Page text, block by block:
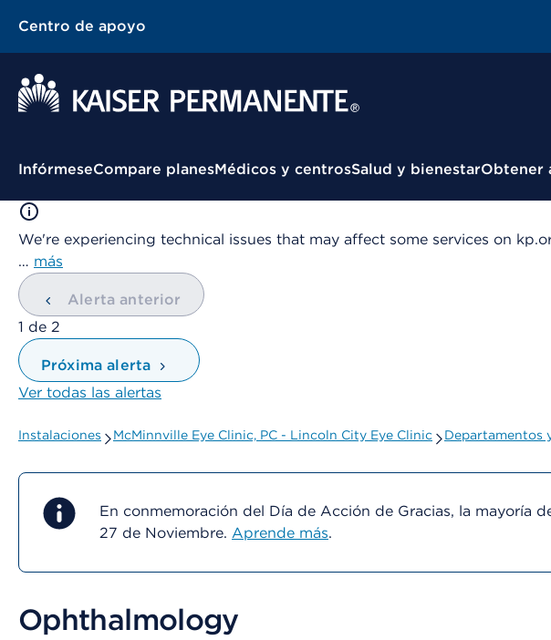
Centro de apoyo
Menú contextual
InfórmeseCompare planesMédicos y centrosSalud y bienestarObtener
We're experiencing technical issues that may affect some services on
… más
Alerta anterior
mostrando
1 de 2
Próxima alerta
Ver todas las alertas
Instalaciones McMinnville Eye Clinic, PC - Lincoln City Eye Clinic Departamentos
En conmemoración del Día de Acción de Gracias, la mayoría
27 de Noviembre. Aprende más.
Ophthalmology